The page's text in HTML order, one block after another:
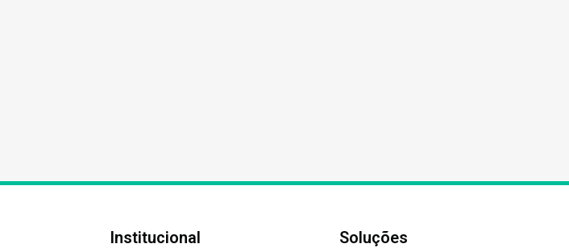
Institucional Soluções